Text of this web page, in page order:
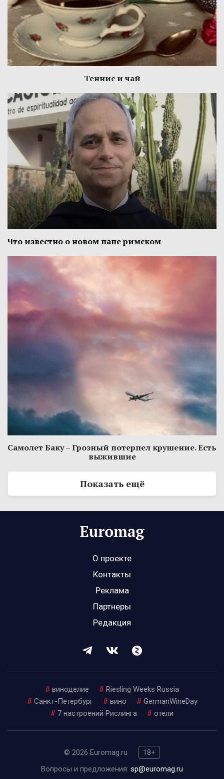
Теннис и чай
Что известно о новом папе римском
Самолет Баку – Грозный потерпел крушение. Есть
выжившие
Показать ещё
О проекте
Контакты
Реклама
Партнеры
Редакция
# виноделие # Riesling Weeks Russia
# Санкт-Петербург # вино # GermanWineDay
# 7 настроений Рислинга # отели
© 2026 Euromag.ru
18+
Вопросы и предложения: sp@euromag.ru